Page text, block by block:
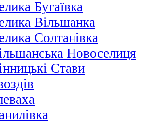
Бугаївка
Вільшанка
Солтанівка
Новоселиця
Стави